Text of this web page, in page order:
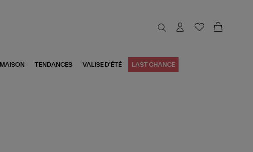
MAISON TENDANCES VALISE D'ÉTÉ LAST CHANCE